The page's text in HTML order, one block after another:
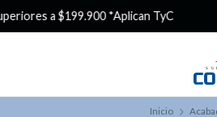
¿Buscas Promociones?
Inicio